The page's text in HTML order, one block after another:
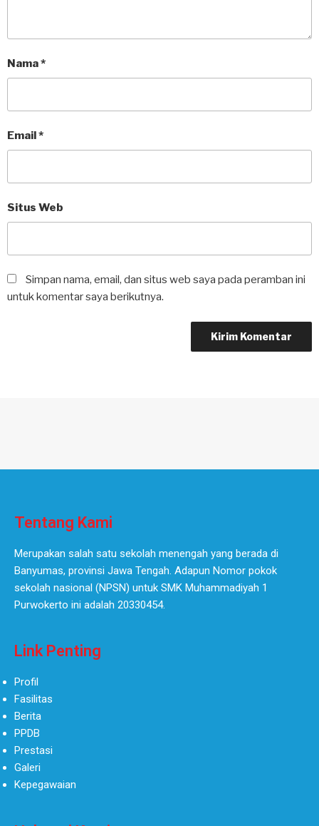
Nama*
Email*
Situs Web
Simpan nama, email, dan situs web saya pada peramban ini
untuk komentar saya berikutnya.
Tentang Kami
Merupakan salah satu sekolah menengah yang berada di
Banyumas, provinsi Jawa Tengah. Adapun Nomor pokok
sekolah nasional (NPSN) untuk SMK Muhammadiyah 1
Purwokerto ini adalah 20330454.
Link Penting
Profil
Fasilitas
Berita
PPDB
Prestasi
Galeri
Kepegawaian